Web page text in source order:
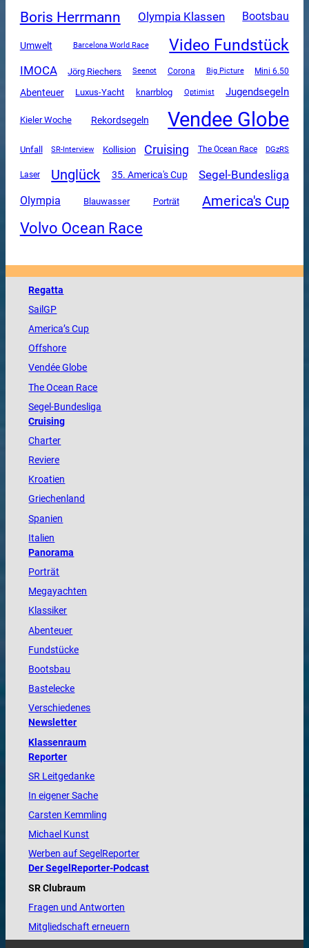
Boris Herrmann Olympia Klassen Bootsbau
Umwelt Barcelona World Race Video Fundstück
IMOCA Jörg Riechers Seenot Corona Big Picture Mini 6.50
Abenteuer Luxus-Yacht knarrblog Optimist Jugendsegeln
Kieler Woche Rekordsegeln Vendee Globe
Unfall SR-Interview Kollision Cruising The Ocean Race DGzRS
Laser Unglück 35. America's Cup Segel-Bundesliga
Olympia Blauwasser Porträt America's Cup
Volvo Ocean Race
Regatta
SailGP
America’s Cup
Offshore
VendéeGlobe
TheOcean Race
Segel-Bundesliga
Cruising
Charter
Reviere
Kroatien
Griechenland
Spanien
Italien
Panorama
Porträt
Megayachten
Klassiker
Abenteuer
Fundstücke
Bootsbau
Bastelecke
Verschiedenes
Newsletter
Klassenraum
Reporter
SR Leitgedanke
In eigener Sache
Carsten Kemmling
Michael Kunst
Werben auf SegelReporter
Der SegelReporter-Podcast
SR Clubraum
Fragen und Antworten
Mitgliedschaft erneuern